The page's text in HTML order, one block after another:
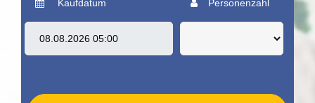
Kaufdatum Personenzahl